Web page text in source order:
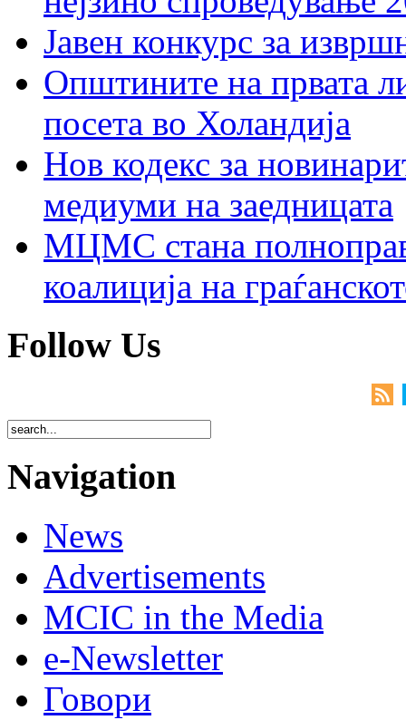
Јавен конкурс за
Општините на првата
посета во Холандија
Нов кодекс за
медиуми на заедницата
МЦМС стана
коалиција на
Follow Us
Navigation
News
Advertisements
MCIC in the Media
e-Newsletter
Говори